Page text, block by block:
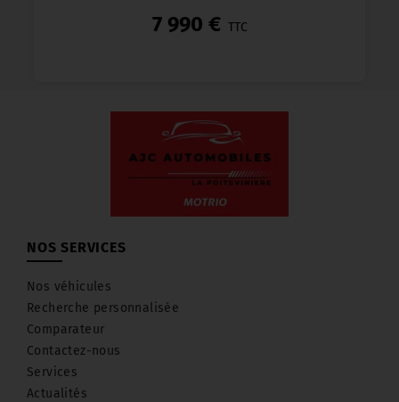
7 990 € TTC
NOS SERVICES
Nos véhicules
Recherche personnalisée
Comparateur
Contactez-nous
Services
Actualités